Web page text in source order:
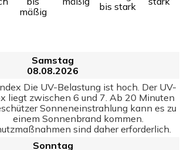
mäßig
bis stark
Samstag
08.08.2026
Die UV-Belastung ist hoch. Der UV-
liegt zwischen 6 und 7. Ab 20 Minuten
Sonneneinstrahlung kann es zu
einem Sonnenbrand kommen.
sind daher erforderlich.
Sonntag